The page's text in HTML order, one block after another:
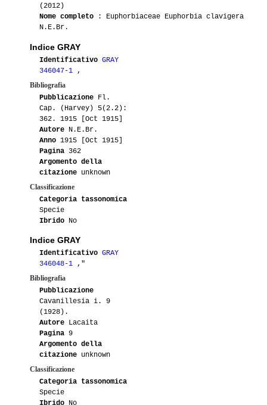
(2012)
Nome completo : Euphorbiaceae Euphorbia clavigera
N.E.Br.
Indice GRAY
Identificativo GRAY
346047-1 ,
Bibliografia
Pubblicazione Fl.
Cap. (Harvey) 5(2.2):
362. 1915 [Oct 1915]
Autore N.E.Br.
Anno 1915 [Oct 1915]
Pagina 362
Argomento della
citazione unknown
Classificazione
Categoria tassonomica
Specie
Ibrido No
Indice GRAY
Identificativo GRAY
346048-1 ,"
Bibliografia
Pubblicazione
Cavanillesia i. 9
(1928).
Autore Lacaita
Pagina 9
Argomento della
citazione unknown
Classificazione
Categoria tassonomica
Specie
Ibrido No